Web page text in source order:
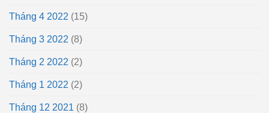
Tháng 4 2022 (15)
Tháng 3 2022 (8)
Tháng 2 2022 (2)
Tháng 1 2022 (2)
Tháng 12 2021 (8)